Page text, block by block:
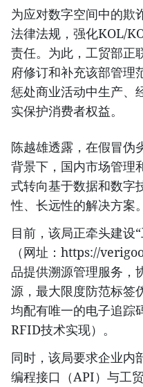
为应对数字空间中的欺
法律法规，强化KOL/
责任。为此，工贸部正
府修订和补充该部管理
惩处商业活动中生产、
实保护消费者权益。
陈越雄透露，在假冒伪
背景下，国内市场管理
式转向基于数据和数字
性、长远性的解决方案。
目前，该局正牵头建设
（网址：https://
品提供溯源管理服务，
源，最大限度防范标签
均配有唯一的电子追踪
RFID技术实现）。
同时，该局要求企业内
编程接口（API）与工